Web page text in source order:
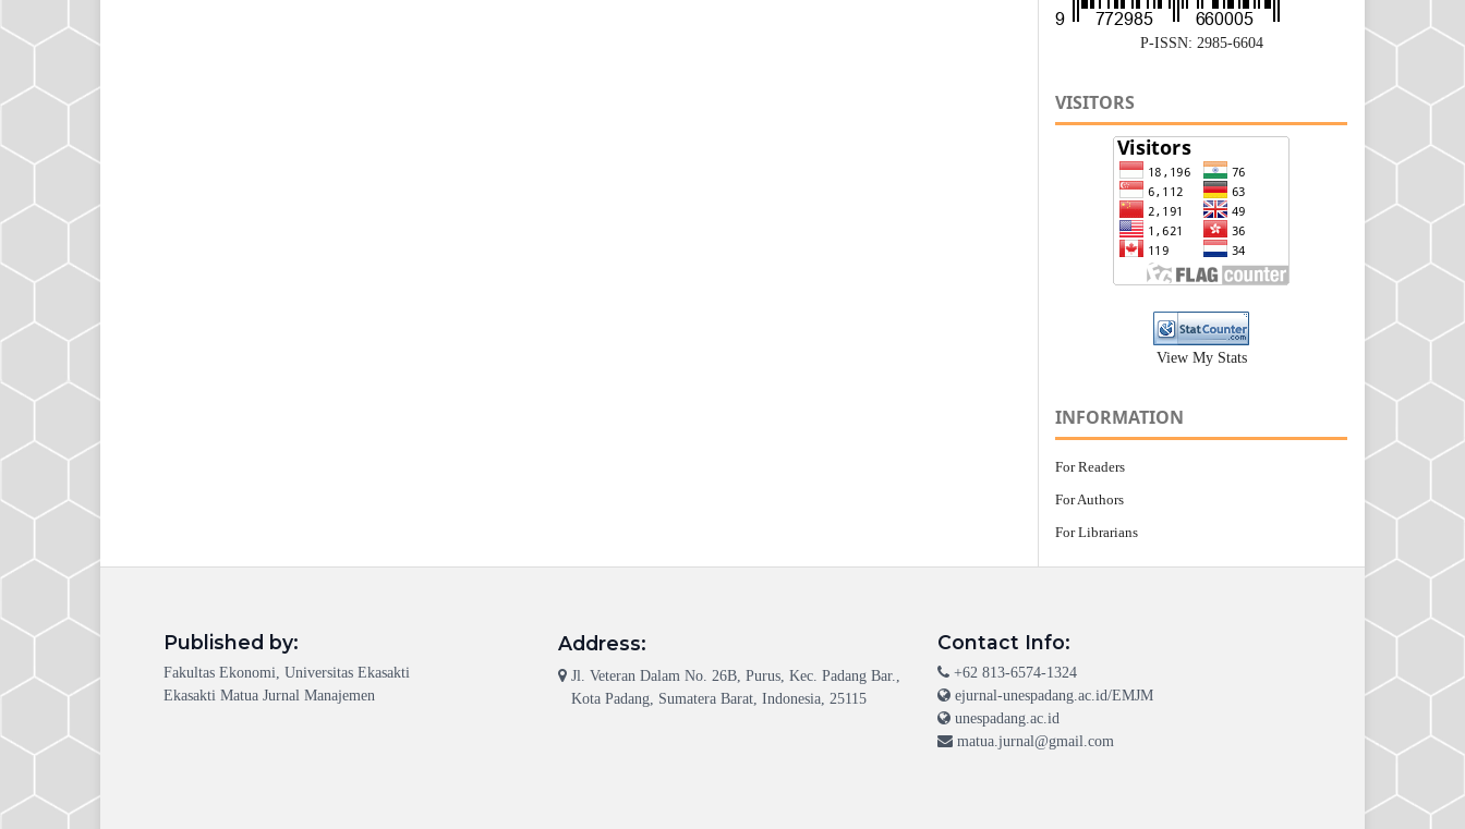
P-ISSN: 2985-6604
VISITORS
View My Stats
INFORMATION
For Readers
For Authors
For Librarians
Published by:
Fakultas Ekonomi, Universitas Ekasakti
Ekasakti Matua Jurnal Manajemen
Address:
Jl. Veteran Dalam No. 26B, Purus, Kec. Padang Bar.,
Kota Padang, Sumatera Barat, Indonesia, 25115
Contact Info:
+62 813-6574-1324
ejurnal-unespadang.ac.id/EMJM
unespadang.ac.id
matua.jurnal@gmail.com